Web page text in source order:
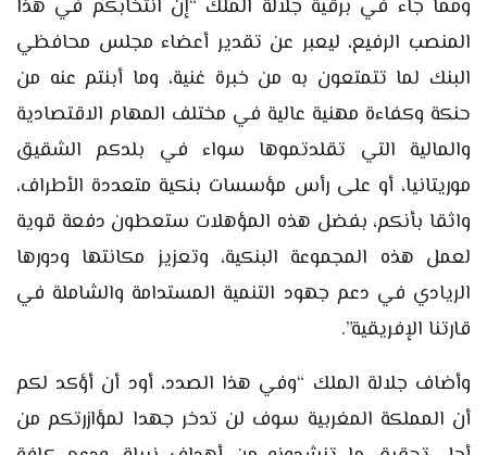
ومما جاء في برقية جلالة الملك “إن انتخابكم في هذا
المنصب الرفيع، ليعبر عن تقدير أعضاء مجلس محافظي
البنك لما تتمتعون به من خبرة غنية، وما أبنتم عنه من
حنكة وكفاءة مهنية عالية في مختلف المهام الاقتصادية
والمالية التي تقلدتموها سواء في بلدكم الشقيق
موريتانيا، أو على رأس مؤسسات بنكية متعددة الأطراف،
واثقا بأنكم، بفضل هذه المؤهلات ستعطون دفعة قوية
لعمل هذه المجموعة البنكية، وتعزيز مكانتها ودورها
الريادي في دعم جهود التنمية المستدامة والشاملة في
قارتنا الإفريقية”.
وأضاف جلالة الملك “وفي هذا الصدد، أود أن أؤكد لكم
أن المملكة المغربية سوف لن تدخر جهدا لمؤازرتكم من